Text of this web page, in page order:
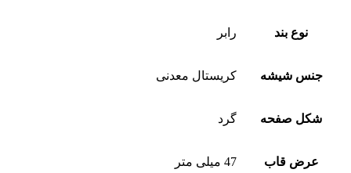
نوع بند رابر
جنس شیشه کریستال معدنی
شکل صفحه گرد
عرض قاب 47 میلی متر